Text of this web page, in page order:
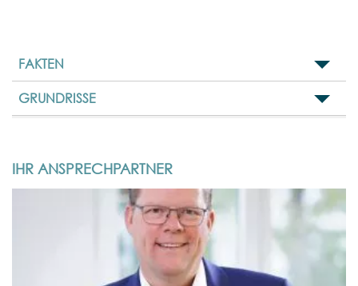
FAKTEN
GRUNDRISSE
IHR ANSPRECHPARTNER